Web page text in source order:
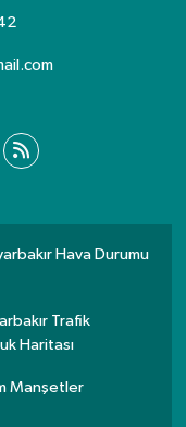
Hava Durumu
Trafik
Haritası
Manşetler